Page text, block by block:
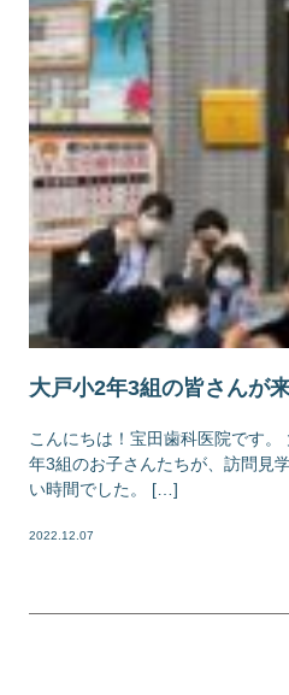
大戸小2年3組の皆さんが
こんにちは！宝田歯科医院です
年3組のお子さんたちが、訪問見
い時間でした。 […]
2022.12.07